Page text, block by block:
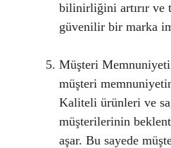
bilinirliğini artırır ve
güvenilir bir marka
Müşteri
müşteri
Kaliteli ürünleri ve
müşterilerinin
aşar. Bu sayede